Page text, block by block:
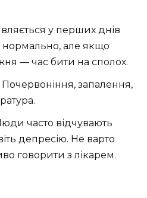
у перших днів
нормально, але якщо
— час бити на сполох.
Почервоніння, запалення,
часто відчувають
депресію. Не варто
говорити з лікарем.